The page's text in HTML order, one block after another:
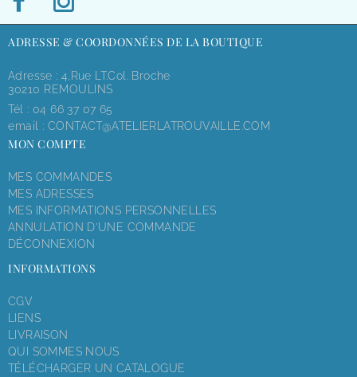
ADRESSE & COORDONNÉES DE LA BOUTIQUE
Adresse : 4,rue LT.Col. Broche
30210 REMOULINS
Tél : 04 66 37 07 65
email : CONTACT@ATELIERLATROUVAILLE.COM
MON COMPTE
MES COMMANDES
MES ADRESSES
MES INFORMATIONS PERSONNELLES
ANNULATION D'UNE COMMANDE
DÉCONNEXION
INFORMATIONS
CGV
LIENS
LIVRAISON
QUI SOMMES NOUS
TÉLÉCHARGER UN CATALOGUE